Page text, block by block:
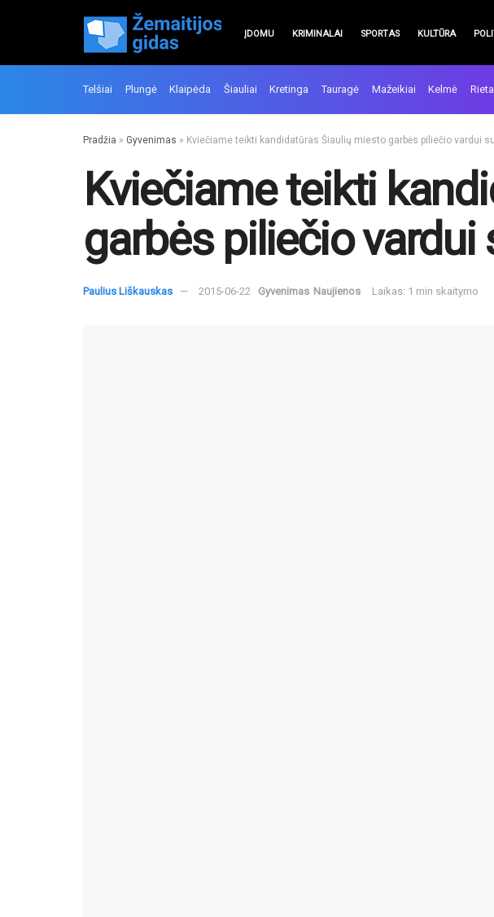
ĮDOMU KRIMINALAI SPORTAS KULTŪRA
Telšiai Plungė Klaipėda Šiauliai Kretinga Tauragė Mažeikiai Kelmė
Pradžia » Gyvenimas » Kviečiame teikti kandidatūras Šiaulių miesto garbės piliečio vardui
Kviečiame teikti
garbės piliečio vardui
Paulius Liškauskas 2015-06-22 Gyvenimas Naujienos Laikas: 1 min skaitymo